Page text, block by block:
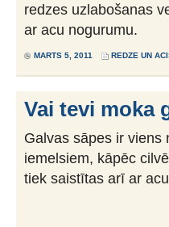
redzes uzlabošanas
ar acu nogurumu.
MARTS 5, 2011 REDZE UN
Vai tevi moka
Galvas sāpes ir viens
iemelsiem, kāpēc
tiek saistītas arī ar